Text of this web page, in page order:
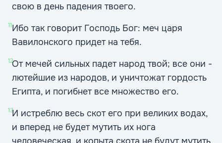
свою в день падения твоего.
11Ибо так говорит Господь Бог: меч царя
Вавилонского придет на тебя.
12От мечей сильных падет народ твой; все они -
лютейшие из народов, и уничтожат гордость
Египта, и погибнет все множество его.
13И истреблю весь скот его при великих водах,
и вперед не будет мутить их нога